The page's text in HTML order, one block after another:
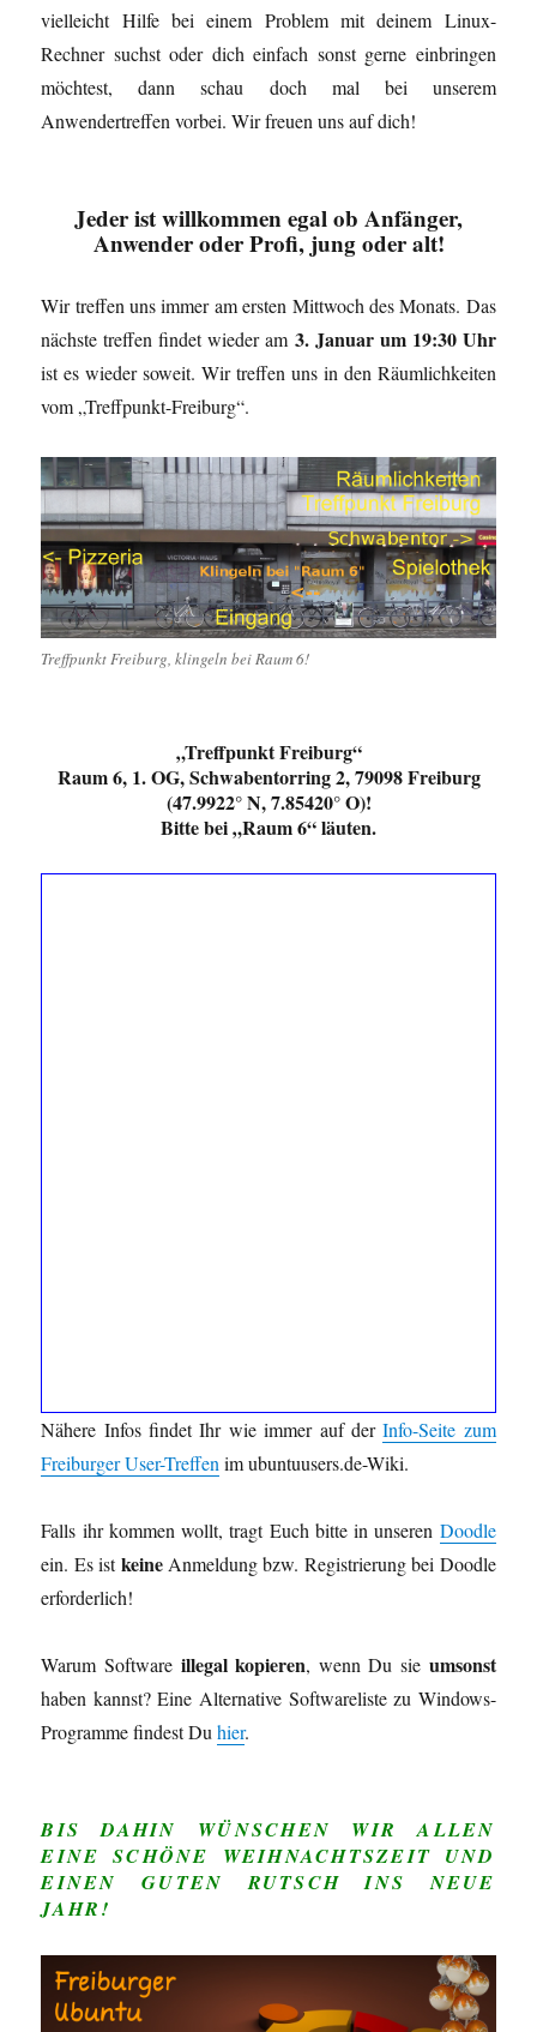
vielleicht Hilfe bei einem Problem mit deinem Linux-
Rechner suchst oder dich einfach sonst gerne einbringen
möchtest, dann schau doch mal bei unserem
Anwendertreffen vorbei. Wir freuen uns auf dich!
Jeder ist willkommenegal ob Anfänger,
Anwender oder Profi, jung oder alt!
Wir treffen uns immer am ersten Mittwoch des Monats. Das
nächste treffen findet wieder am 3. Januar um 19:30 Uhr
ist es wieder soweit. Wir treffen uns in den Räumlichkeiten
vom „Treffpunkt-Freiburg“.
Treffpunkt Freiburg, klingeln bei Raum 6!
„Treffpunkt Freiburg“
Raum 6, 1. OG, Schwabentorring 2, 79098 Freiburg
(47.9922° N, 7.85420° O)!
Bitte bei „Raum 6“ läuten.
Nähere Infos findet Ihr wie immer auf derInfo-Seite zum
Freiburger User-Treffenim ubuntuusers.de-Wiki.
Falls ihr kommen wollt, tragt Euch bitte in unseren Doodle
ein. Es istkeineAnmeldung bzw. Registrierung bei Doodle
erforderlich!
Warum Software illegal kopieren, wenn Du sie umsonst
haben kannst? Eine Alternative Softwareliste zu Windows-
Programme findest Duhier.
BIS DAHIN WÜNSCHEN WIR ALLEN
EINE SCHÖNE WEIHNACHTSZEIT UND
EINEN GUTEN RUTSCH INS NEUE
JAHR!